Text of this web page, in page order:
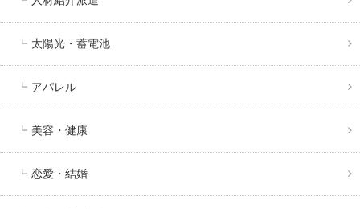
太陽光・蓄電池
アパレル
美容・健康
恋愛・結婚